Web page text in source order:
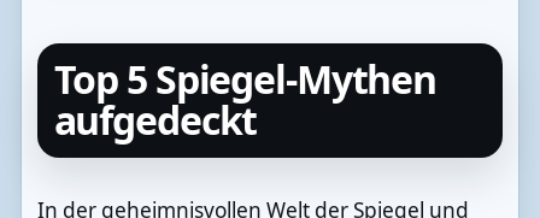
Top 5 Spiegel-Mythen
aufgedeckt
In der geheimnisvollen Welt der Spiegel und